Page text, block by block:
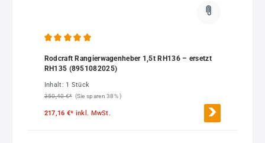
Rodcraft Rangierwagenheber 1,5t RH136 – ersetzt
RH135 (8951082025)
Inhalt: 1 Stück
350,40 €* (Sie sparen 38% )
217,16 €* inkl. MwSt.